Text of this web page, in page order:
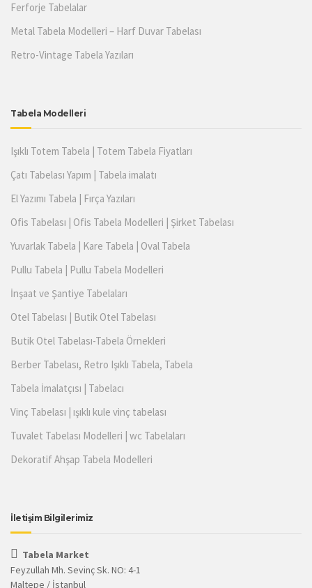
Ferforje Tabelalar
Metal Tabela Modelleri – Harf Duvar Tabelası
Retro-Vintage Tabela Yazıları
Tabela Modelleri
Işıklı Totem Tabela | Totem Tabela Fiyatları
Çatı Tabelası Yapım | Tabela imalatı
El Yazımı Tabela | Fırça Yazıları
Ofis Tabelası | Ofis Tabela Modelleri | Şirket Tabelası
Yuvarlak Tabela | Kare Tabela | Oval Tabela
Pullu Tabela | Pullu Tabela Modelleri
İnşaat ve Şantiye Tabelaları
Otel Tabelası | Butik Otel Tabelası
Butik Otel Tabelası-Tabela Örnekleri
Berber Tabelası, Retro Işıklı Tabela, Tabela
Tabela İmalatçısı | Tabelacı
Vinç Tabelası | ışıklı kule vinç tabelası
Tuvalet Tabelası Modelleri | wc Tabelaları
Dekoratif Ahşap Tabela Modelleri
İletişim Bilgilerimiz
Tabela Market
Feyzullah Mh. Sevinç Sk. NO: 4-1
Maltepe / İstanbul